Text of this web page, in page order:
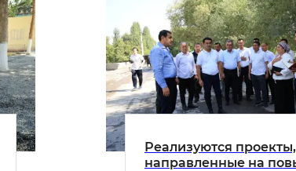
Реализуются проекты,
направленные на